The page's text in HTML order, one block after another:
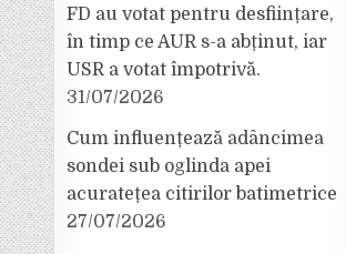
FD au votat pentru desființare,
în timp ce AUR s-a abținut, iar
USR a votat împotrivă.
31/07/2026
Cum influențează adâncimea
sondei sub oglinda apei
acuratețea citirilor batimetrice
27/07/2026